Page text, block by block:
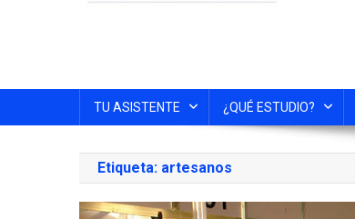
TU ASISTENTE ¿QUÉ ESTUDIO?
Etiqueta: artesanos